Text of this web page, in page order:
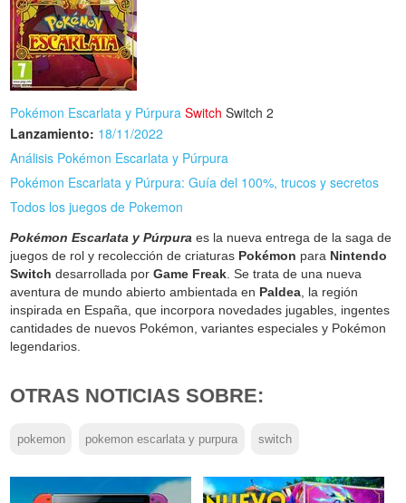
Pokémon Escarlata y Púrpura Switch Switch 2
Lanzamiento: 18/11/2022
Análisis Pokémon Escarlata y Púrpura
Pokémon Escarlata y Púrpura: Guía del 100%, trucos y secretos
Todos los juegos de Pokemon
Pokémon Escarlata y Púrpura es la nueva entrega de la saga de
juegos de rol y recolección de criaturas Pokémon para Nintendo
Switch desarrollada porGame Freak . Se trata de una nueva
aventura de mundo abierto ambientada en Paldea , la región
inspirada en España, que incorpora novedades jugables, ingentes
cantidades de nuevos Pokémon, variantes especiales y Pokémon
legendarios.
OTRAS NOTICIAS SOBRE:
pokemon pokemon escarlata y purpura switch